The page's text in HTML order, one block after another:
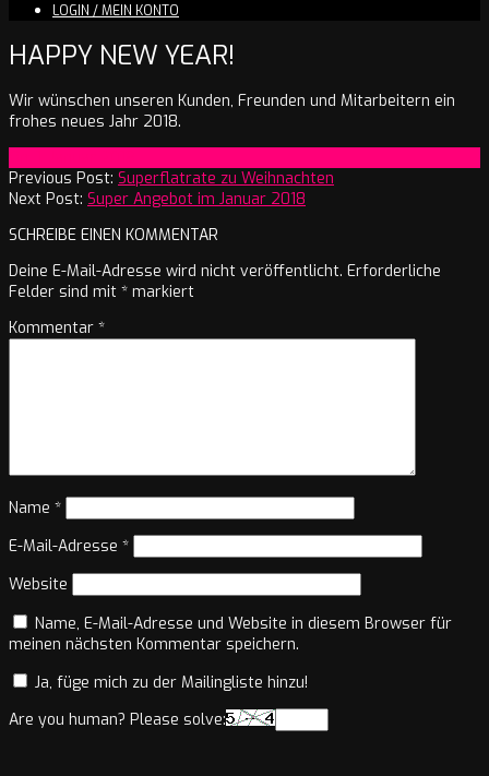
LOGIN / MEIN KONTO
HAPPY NEW YEAR!
Wir wünschen unseren Kunden, Freunden und Mitarbeitern ein
frohes neues Jahr 2018.
01-
01
Previous Post: Superflatrate zu Weihnachten
Next Post: Super Angebot im Januar 2018
SCHREIBE EINEN KOMMENTAR
Deine E-Mail-Adresse wird nicht veröffentlicht. Erforderliche
Felder sind mit * markiert
Kommentar *
Name *
E-Mail-Adresse *
Website
Name, E-Mail-Adresse und Website in diesem Browser für
meinen nächsten Kommentar speichern.
Ja, füge mich zu der Mailingliste hinzu!
Are you human? Please solve: